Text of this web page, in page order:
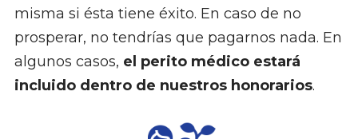
misma si ésta tiene éxito. En caso de no
prosperar, no tendrías que pagarnos nada. En
algunos casos, el perito médico estará
incluido dentro de nuestros honorarios.